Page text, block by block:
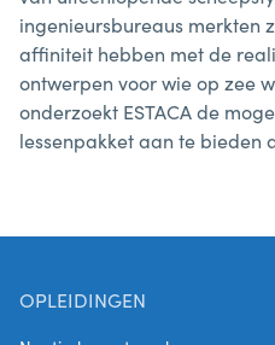
ingenieursbureaus merkten
affiniteit hebben met de
ontwerpen voor wie op zee
onderzoekt ESTACA de
lessenpakket aan te bieden
OPLEIDINGEN